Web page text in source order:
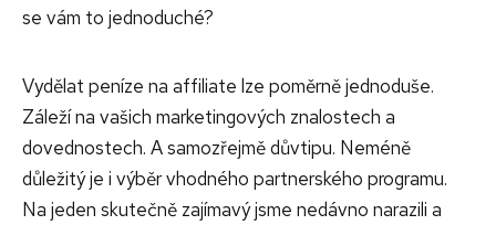
se vám to jednoduché?
Vydělat peníze na affiliate lze poměrně jednoduše.
Záleží na vašich marketingových znalostech a
dovednostech. A samozřejmě důvtipu. Neméně
důležitý je i výběr vhodného partnerského programu.
Na jeden skutečně zajímavý jsme nedávno narazili a